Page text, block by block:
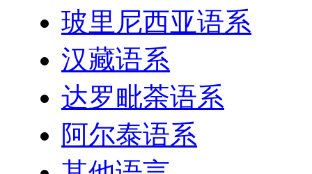
玻里尼西亚语系
汉藏语系
达罗毗荼语系
阿尔泰语系